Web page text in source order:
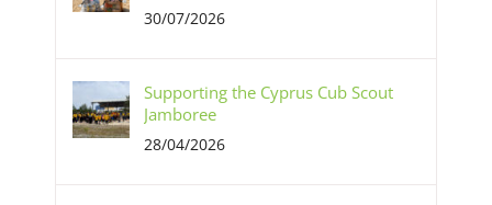
30/07/2026
Supporting the Cyprus Cub Scout
Jamboree
28/04/2026